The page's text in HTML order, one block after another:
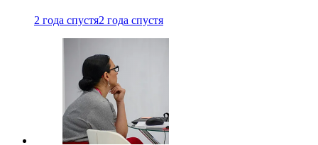
2 года спустя2 года спустя